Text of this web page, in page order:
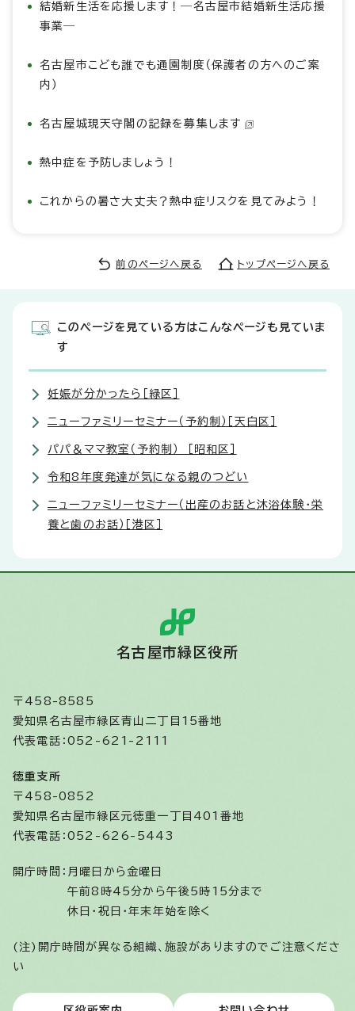
結婚新生活を応援します！―名古屋市結婚新生活応援
事業―
名古屋市こども誰でも通園制度（保護者の方へのご案
内）
名古屋城現天守閣の記録を募集します
熱中症を予防しましょう！
これからの暑さ大丈夫？熱中症リスクを見てみよう！
前のページへ戻る トップページへ戻る
このページを見ている方はこんなページも見ていま
す
妊娠が分かったら［緑区］
ニューファミリーセミナー（予約制）［天白区］
パパ＆ママ教室（予約制） ［昭和区］
令和8年度発達が気になる親のつどい
ニューファミリーセミナー（出産のお話と沐浴体験・栄
養と歯のお話）［港区］
名古屋市緑区役所
〒458-8585
愛知県名古屋市緑区青山二丁目15番地
代表電話：052-621-2111
徳重支所
〒458-0852
愛知県名古屋市緑区元徳重一丁目401番地
代表電話：052-626-5443
開庁時間： 月曜日から金曜日
午前8時45分から午後5時15分まで
休日・祝日・年末年始を除く
(注)開庁時間が異なる組織、施設がありますのでご注意くださ
い